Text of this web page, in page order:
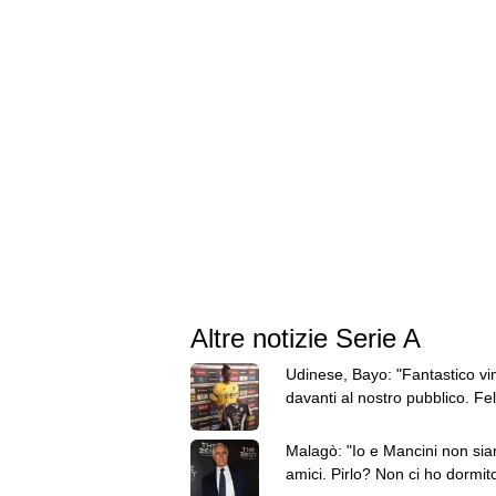
Altre notizie Serie A
Udinese, Bayo: "Fantastico
davanti al nostro pubblico.
Malagò: "Io e Mancini non
amici. Pirlo? Non ci ho